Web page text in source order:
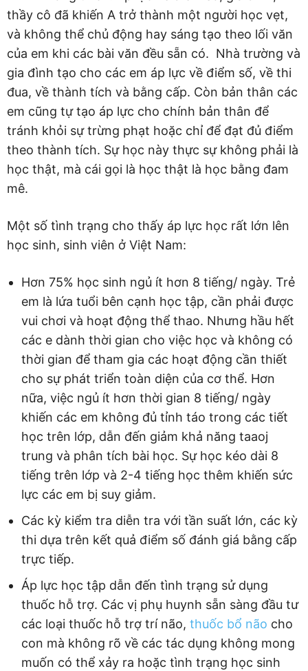
thầy cô đã khiến A trở thành một người học vẹt,
và không thể chủ động hay sáng tạo theo lối văn
của em khi các bài văn đều sẵn có. Nhà trường và
gia đình tạo cho các em áp lực về điểm số, về thi
đua, về thành tích và bằng cấp. Còn bản thân các
em cũng tự tạo áp lực cho chính bản thân để
tránh khỏi sự trừng phạt hoặc chỉ để đạt đủ điểm
theo thành tích. Sự học này thực sự không phải là
học thật, mà cái gọi là học thật là học bằng đam
mê.
Một số tình trạng cho thấy áp lực học rất lớn lên
học sinh, sinh viên ở Việt Nam:
Hơn 75% học sinh ngủ ít hơn 8 tiếng/ ngày. Trẻ
em là lứa tuổi bên cạnh học tập, cần phải được
vui chơi và hoạt động thể thao. Nhưng hầu hết
các e dành thời gian cho việc học và không có
thời gian để tham gia các hoạt động cần thiết
cho sự phát triển toàn diện của cơ thể. Hơn
nữa, việc ngủ ít hơn thời gian 8 tiếng/ ngày
khiến các em không đủ tỉnh táo trong các tiết
học trên lớp, dẫn đến giảm khả năng taaoj
trung và phân tích bài học. Sự học kéo dài 8
tiếng trên lớp và 2-4 tiếng học thêm khiến sức
lực các em bị suy giảm.
Các kỳ kiểm tra diễn tra với tần suất lớn, các kỳ
thi dựa trên kết quả điểm số đánh giá bằng cấp
trực tiếp.
Áp lực học tập dẫn đến tình trạng sử dụng
thuốc hỗ trợ. Các vị phụ huynh sẵn sàng đầu tư
các loại thuốc hỗ trợ trí não, thuốc bổ não cho
con mà không rõ về các tác dụng không mong
muốn có thể xảy ra hoặc tình trạng học sinh